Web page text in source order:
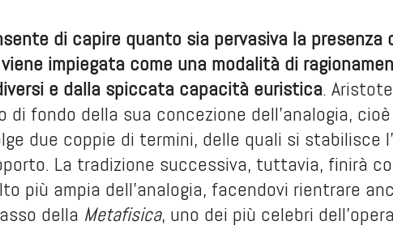
di capire quanto sia pervasiva la presenza
impiegata come una modalità di
e dalla spiccata capacità euristica.
fondo della sua concezione dell’analogia,
due coppie di termini, delle quali si stabilisce
La tradizione successiva, tuttavia, finirà
più ampia dell’analogia, facendovi rientrare
della Metafisica, uno dei più celebri